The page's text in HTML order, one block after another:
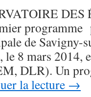
programme
de Savigny-
le 8 mars
DLR). Un
la lecture →